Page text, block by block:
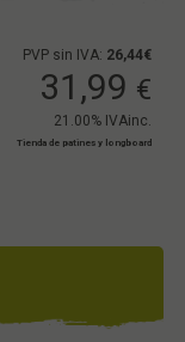
PVP sin IVA: 26,44€
31,99 €
21.00% IVAinc.
Tienda de patines y longboard